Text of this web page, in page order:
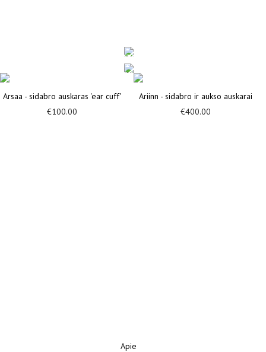
SIDABRO IR OKSIDUOTO SIDABRO AUSKARAI
EAR CUFF AUSKARAI
Arsaa - sidabro auskaras 'ear cuff'
€100.00
Ariinn - sidabro ir aukso auskarai
€400.00
Apie